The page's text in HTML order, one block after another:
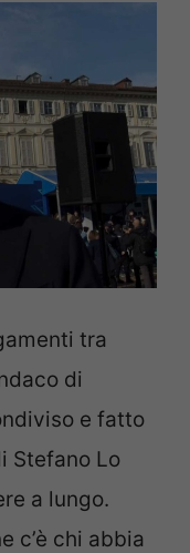
tra
di
e fatto
Stefano Lo
a lungo.
c’è chi abbia